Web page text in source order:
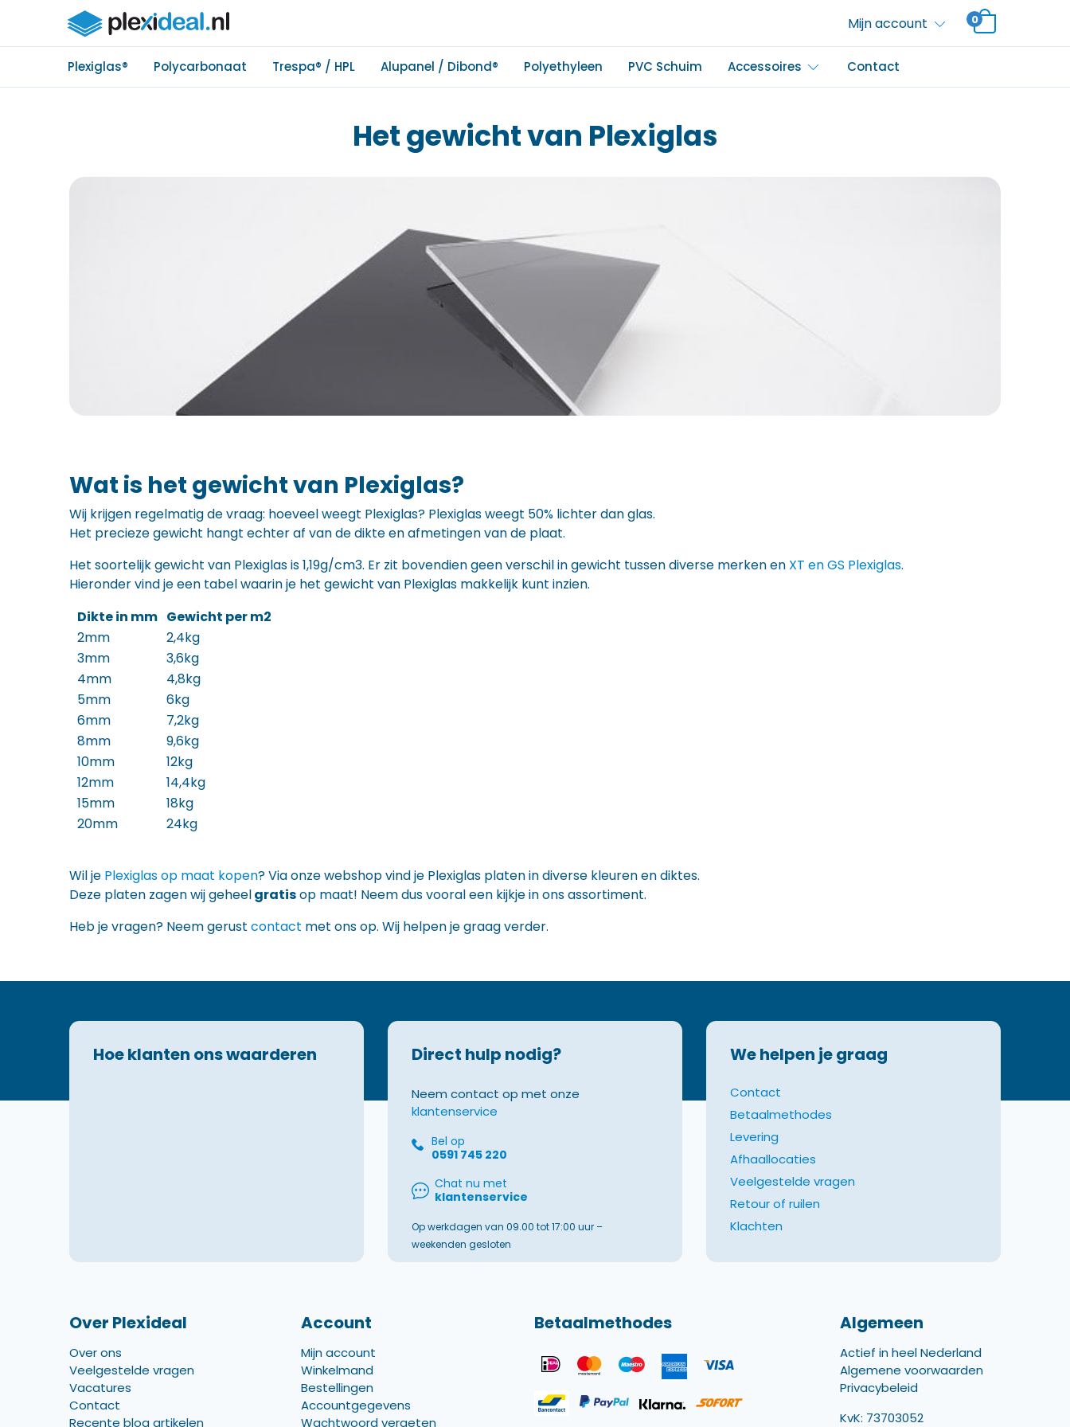
Mijn account 0
Plexiglas® Polycarbonaat Trespa® / HPL Alupanel / Dibond® Polyethyleen PVC Schuim Accessoires Contact
Het gewicht van Plexiglas
Wat is het gewicht van Plexiglas?
Wij krijgen regelmatig de vraag: hoeveel weegt Plexiglas? Plexiglas weegt 50% lichter dan glas.
Het precieze gewicht hangt echter af van de dikte en afmetingen van de plaat.
Het soortelijk gewicht van Plexiglas is 1,19g/cm3. Er zit bovendien geen verschil in gewicht tussen diverse merken en XT en GS Plexiglas.
Hieronder vind je een tabel waarin je het gewicht van Plexiglas makkelijk kunt inzien.
Dikte in mm Gewicht per m2
2mm
2,4kg
3mm
3,6kg
4mm
4,8kg
5mm
6kg
6mm
7,2kg
8mm
9,6kg
10mm
12kg
12mm
14,4kg
15mm
18kg
20mm
24kg
Wil je Plexiglas op maat kopen? Via onze webshop vind je Plexiglas platen in diverse kleuren en diktes.
Deze platen zagen wij geheelgratisop maat! Neem dus vooral een kijkje in ons assortiment.
Heb je vragen? Neem gerust contact met ons op. Wij helpen je graag verder.
Hoe klanten ons waarderen Direct hulp nodig?
Neem contact op met onze
klantenservice
Bel op
0591 745 220
Chat nu met
klantenservice
Op werkdagen van 09.00 tot 17:00 uur –
weekenden gesloten
We helpen je graag
Contact
Betaalmethodes
Levering
Afhaallocaties
Veelgestelde vragen
Retour of ruilen
Klachten
Over Plexideal
Over ons
Veelgestelde vragen
Vacatures
Contact
Recente blog artikelen
Account
Mijn account
Winkelmand
Bestellingen
Accountgegevens
Wachtwoord vergeten
Betaalmethodes Algemeen
Actief in heel Nederland
Algemene voorwaarden
Privacybeleid
KvK: 73703052